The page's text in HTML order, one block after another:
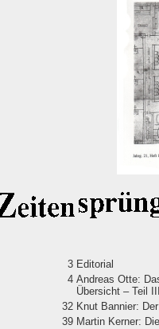
3 Editorial
4 Andreas Otte:
Übersicht – Teil
32 Knut Bannier:
39 Martin Kerner: